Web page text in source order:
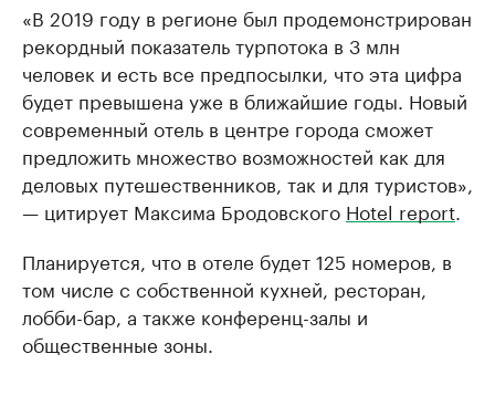
«В 2019 году в регионе был продемонстрирован
рекордный показатель турпотока в 3 млн
человек и есть все предпосылки, что эта цифра
будет превышена уже в ближайшие годы. Новый
современный отель в центре города сможет
предложить множество возможностей как для
деловых путешественников, так и для туристов»,
— цитирует Максима Бродовского Нotel report
Планируется, что в отеле будет 125 номеров, в
том числе с собственной кухней, ресторан,
лобби-бар, а также конференц-залы и
общественные зоны.